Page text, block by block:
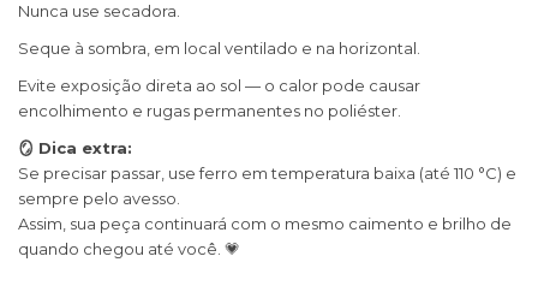
Nunca use secadora.
Seque à sombra, em local ventilado e na horizontal.
Evite exposição direta ao sol — o calor pode causar
encolhimento e rugas permanentes no poliéster.
🪞 Dica extra:
Se precisar passar, use ferro em temperatura baixa (até 110 °C) e
sempre pelo avesso.
Assim, sua peça continuará com o mesmo caimento e brilho de
quando chegou até você. 💗